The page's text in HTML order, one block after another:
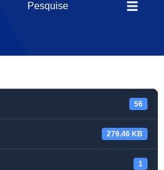
56
279.46 KB
1